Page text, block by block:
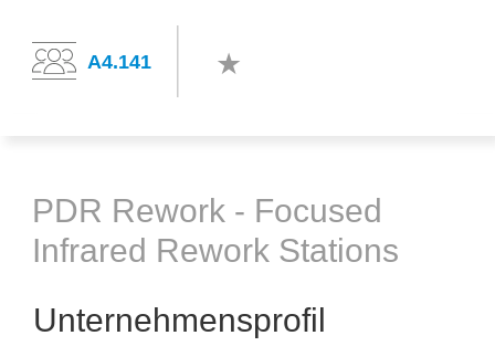
A4.141
PDR Rework - Focused
Infrared Rework Stations
Unternehmensprofil